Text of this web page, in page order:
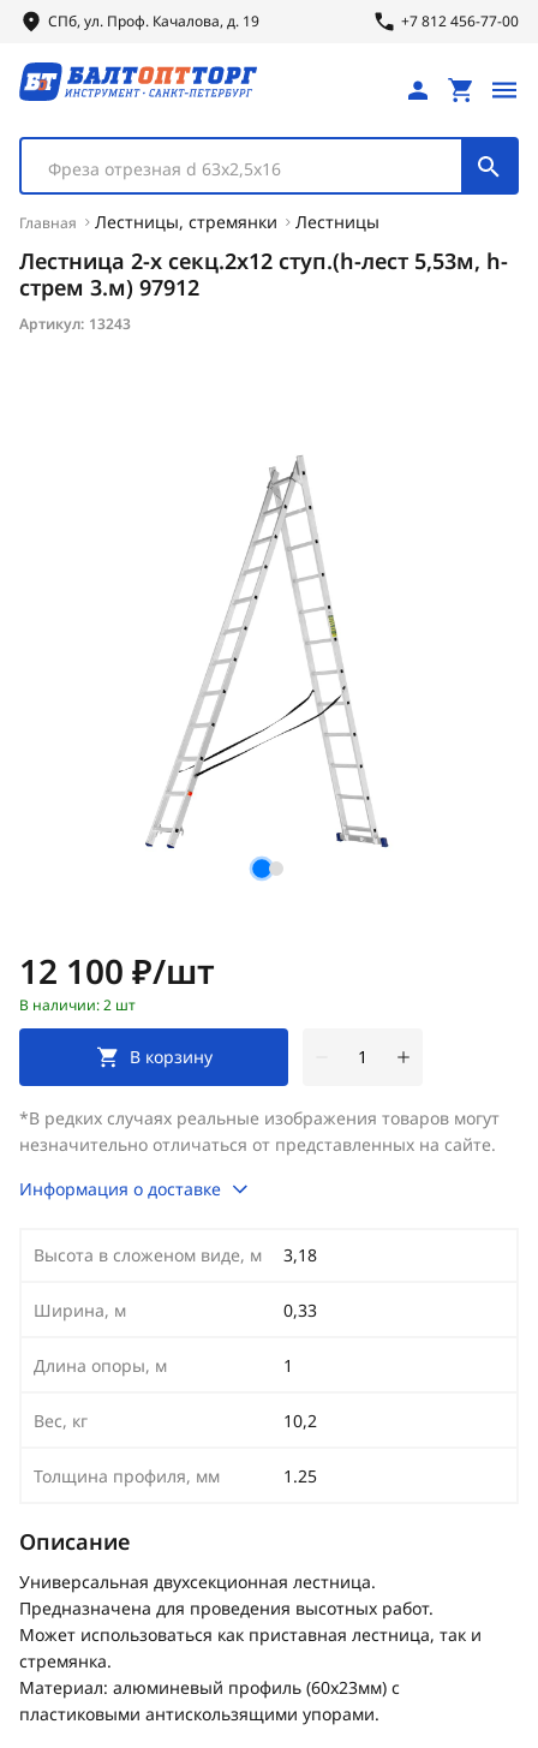
СПб, ул. Проф. Качалова, д. 19 +7 812 456-77-00
Фреза отрезная d 63х2,5х16
Главная Лестницы, стремянки Лестницы
Лестница 2-х секц.2х12 ступ.(h-лест 5,53м, h-
стрем 3.м) 97912
Артикул: 13243
Цена:
12 100 ₽/шт
В наличии: 2 шт
В корзину
*В редких случаях реальные изображения товаров могут
незначительно отличаться от представленных на сайте.
Информация о доставке
Высота в сложеном виде, м 3,18
Ширина, м 0,33
Длина опоры, м 1
Вес, кг 10,2
Толщина профиля, мм 1.25
Описание
Универсальная двухсекционная лестница.
Предназначена для проведения высотных работ.
Может использоваться как приставная лестница, так и
стремянка.
Материал: алюминевый профиль (60х23мм) с
пластиковыми антискользящими упорами.